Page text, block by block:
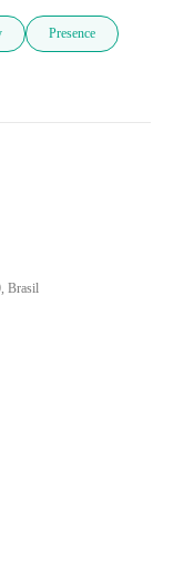
Presence
Brasil